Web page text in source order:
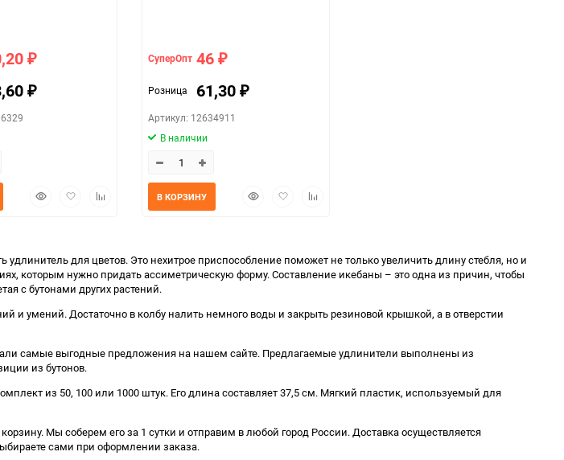
₽
₽
БыстрыйДобавитьДобавить
СуперОпт 46 ₽
Розница 61,30 ₽
Артикул: 12634911
В наличии
БыстрыйДобавитьДобавить
В КОРЗИНУ
для цветов. Это нехитрое приспособление поможет не только увеличить длину стебля, но и
которым нужно придать ассиметрическую форму. Составление икебаны – это одна из причин, чтобы
с бутонами других растений.
и умений. Достаточно в колбу налить немного воды и закрыть резиновой крышкой, а в отверстии
самые выгодные предложения на нашем сайте. Предлагаемые удлинители выполнены из
из бутонов.
из 50, 100 или 1000 штук. Его длина составляет 37,5 см. Мягкий пластик, используемый для
Мы соберем его за 1 сутки и отправим в любой город России. Доставка осуществляется
сами при оформлении заказа.